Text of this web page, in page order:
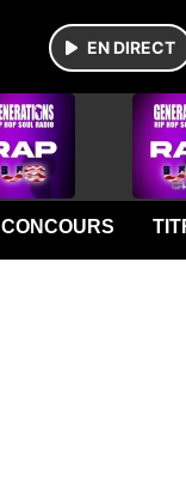
EN DIRECT
CONCOURS